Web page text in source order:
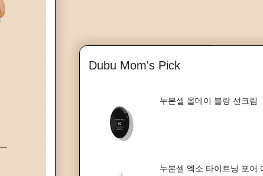
Dubu Mom's Pick
누본셀 올데이 블랑 선크림
누본셀 엑소 타이트닝 포어